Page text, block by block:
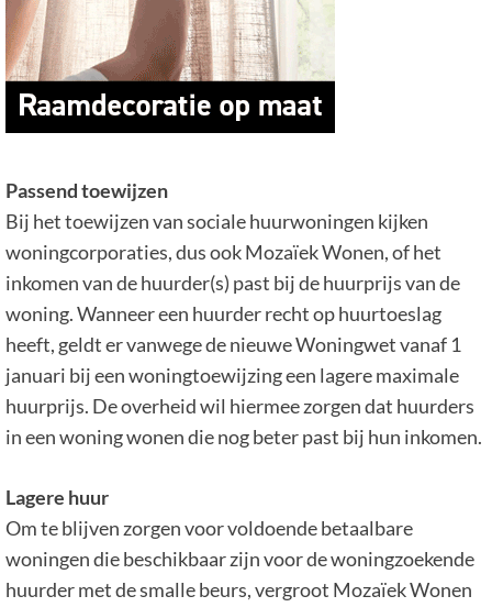
Passend toewijzen
Bij het toewijzen van sociale huurwoningen kijken
woningcorporaties, dus ook Mozaïek Wonen, of het
inkomen van de huurder(s) past bij de huurprijs van de
woning. Wanneer een huurder recht op huurtoeslag
heeft, geldt er vanwege de nieuwe Woningwet vanaf 1
januari bij een woningtoewijzing een lagere maximale
huurprijs. De overheid wil hiermee zorgen dat huurders
in een woning wonen die nog beter past bij hun inkomen.
Lagere huur
Om te blijven zorgen voor voldoende betaalbare
woningen die beschikbaar zijn voor de woningzoekende
huurder met de smalle beurs, vergroot Mozaïek Wonen